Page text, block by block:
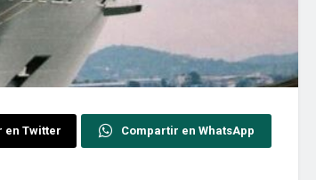
en Twitter Compartir en WhatsApp